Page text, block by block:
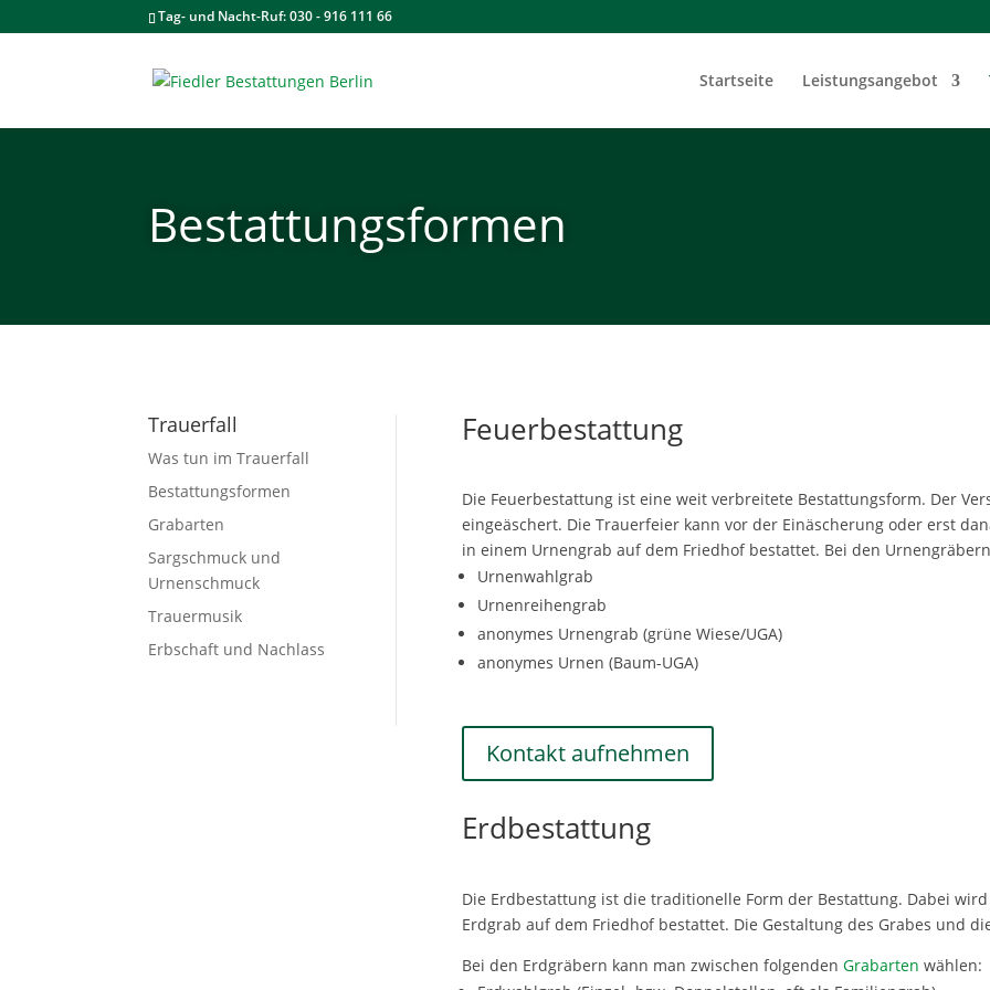
Tag- und Nacht-Ruf: 030 - 916 111 66
Startseite Leistungsangebot
Bestattungsformen
Trauerfall
Was tun im Trauerfall
Bestattungsformen
Grabarten
Sargschmuck und
Urnenschmuck
Trauermusik
Erbschaft und Nachlass
Feuerbestattung
Die Feuerbestattung ist eine weit verbreitete Bestattungsform. Der
eingeäschert. Die Trauerfeier kann vor der Einäscherung oder erst
in einem Urnengrab auf dem Friedhof bestattet. Bei den
Urnenwahlgrab
Urnenreihengrab
anonymes Urnengrab (grüne Wiese/UGA)
anonymes Urnen (Baum-UGA)
Kontakt aufnehmen
Erdbestattung
Die Erdbestattung ist die traditionelle Form der Bestattung. Dabei
Erdgrab auf dem Friedhof bestattet. Die Gestaltung des Grabes und
Bei den Erdgräbern kann man zwischen folgenden Grabarten wählen: